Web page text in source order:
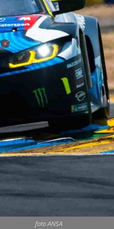
foto ANSA